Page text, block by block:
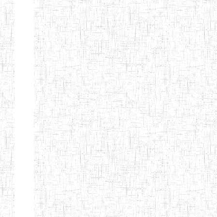
Début Préc. 1 2 3 4 5
6
Suivant
Fin
Etablissements
d'enseignement
secondaire
technique
et
professionnel